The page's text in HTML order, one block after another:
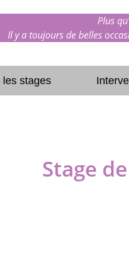
Plus
Il y a toujours de belles
les stages
Stage